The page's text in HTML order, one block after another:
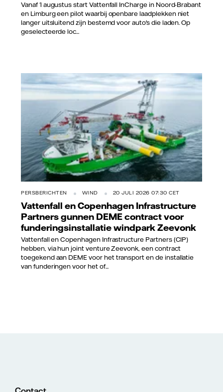
Vanaf 1 augustus start Vattenfall InCharge in Noord-Brabant
en Limburg een pilot waarbij openbare laadplekken niet
langer uitsluitend zijn bestemd voor auto's die laden. Op
geselecteerde loc...
PERSBERICHTEN WIND 20 JULI 2026 07:30 CET
Vattenfall en Copenhagen Infrastructure
Partners gunnen DEME contract voor
funderingsinstallatie windpark Zeevonk
Vattenfall en Copenhagen Infrastructure Partners (CIP)
hebben, via hun joint venture Zeevonk, een contract
toegekend aan DEME voor het transport en de installatie
van funderingen voor het of...